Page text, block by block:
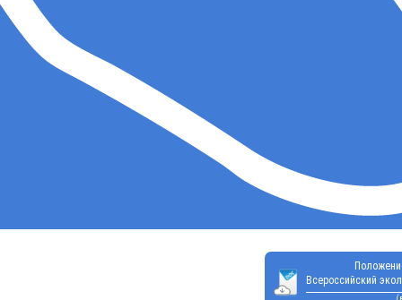
Всероссийский